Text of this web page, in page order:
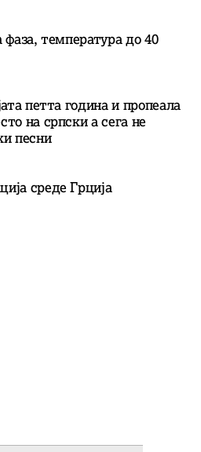
температура до 40
петта година и пропеала
на српски а сега не
песни
среде Грција